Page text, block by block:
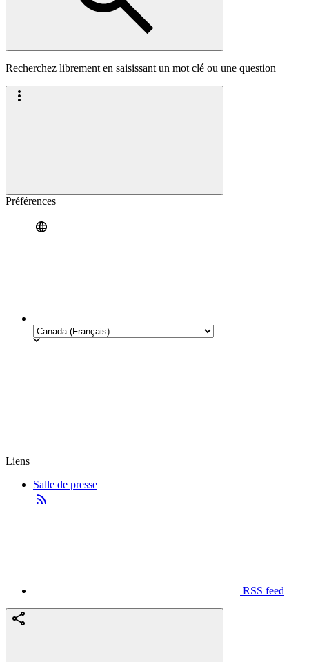
Recherchez librement en saisissant un mot clé ou une question
Préférences
Liens
Salle de presse
RSS feed